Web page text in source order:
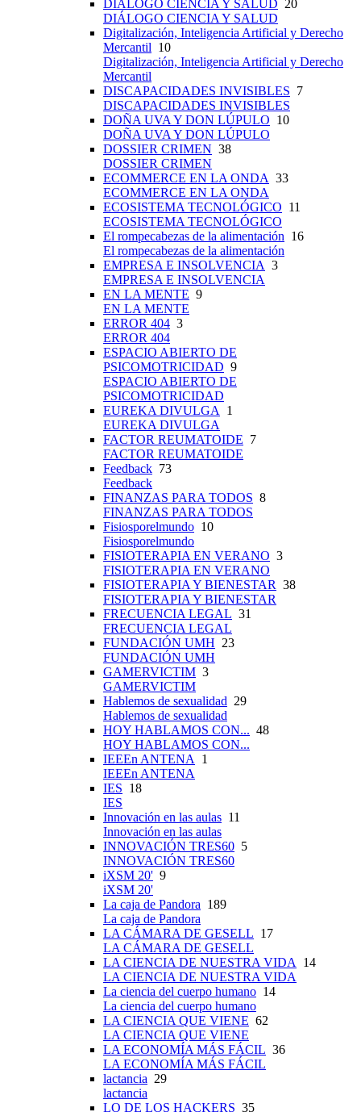
DIÁLOGO CIENCIA Y SALUD 20
DIÁLOGO CIENCIA Y SALUD
Digitalización, Inteligencia Artificial y Derecho
Mercantil 10
Digitalización, Inteligencia Artificial y Derecho
Mercantil
DISCAPACIDADES INVISIBLES 7
DISCAPACIDADES INVISIBLES
DOÑA UVA Y DON LÚPULO 10
DOÑA UVA Y DON LÚPULO
DOSSIER CRIMEN 38
DOSSIER CRIMEN
ECOMMERCE EN LA ONDA 33
ECOMMERCE EN LA ONDA
ECOSISTEMA TECNOLÓGICO 11
ECOSISTEMA TECNOLÓGICO
El rompecabezas de la alimentación 16
El rompecabezas de la alimentación
EMPRESA E INSOLVENCIA 3
EMPRESA E INSOLVENCIA
EN LA MENTE 9
EN LA MENTE
ERROR 404 3
ERROR 404
ESPACIO ABIERTO DE
PSICOMOTRICIDAD 9
ESPACIO ABIERTO DE
PSICOMOTRICIDAD
EUREKA DIVULGA 1
EUREKA DIVULGA
FACTOR REUMATOIDE 7
FACTOR REUMATOIDE
Feedback 73
Feedback
FINANZAS PARA TODOS 8
FINANZAS PARA TODOS
Fisiosporelmundo 10
Fisiosporelmundo
FISIOTERAPIA EN VERANO 3
FISIOTERAPIA EN VERANO
FISIOTERAPIA Y BIENESTAR 38
FISIOTERAPIA Y BIENESTAR
FRECUENCIA LEGAL 31
FRECUENCIA LEGAL
FUNDACIÓN UMH 23
FUNDACIÓN UMH
GAMERVICTIM 3
GAMERVICTIM
Hablemos de sexualidad 29
Hablemos de sexualidad
HOY HABLAMOS CON... 48
HOY HABLAMOS CON...
IEEEn ANTENA 1
IEEEn ANTENA
IES 18
IES
Innovación en las aulas 11
Innovación en las aulas
INNOVACIÓN TRES60 5
INNOVACIÓN TRES60
iXSM 20' 9
iXSM 20'
La caja de Pandora 189
La caja de Pandora
LA CÁMARA DE GESELL 17
LA CÁMARA DE GESELL
LA CIENCIA DE NUESTRA VIDA 14
LA CIENCIA DE NUESTRA VIDA
La ciencia del cuerpo humano 14
La ciencia del cuerpo humano
LA CIENCIA QUE VIENE 62
LA CIENCIA QUE VIENE
LA ECONOMÍA MÁS FÁCIL 36
LA ECONOMÍA MÁS FÁCIL
lactancia 29
lactancia
LO DE LOS HACKERS 35